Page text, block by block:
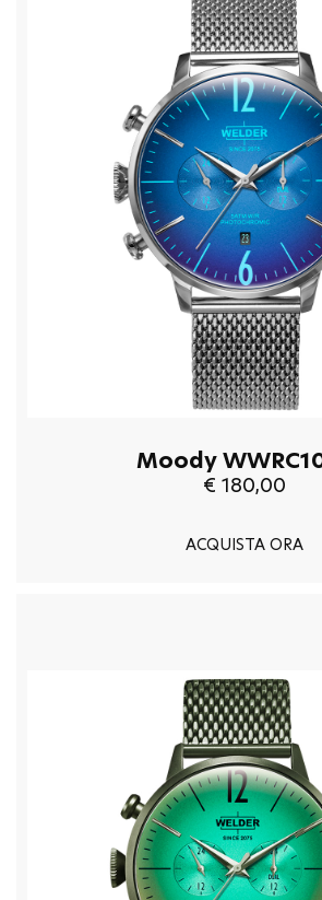
Moody
€ 180,00
ACQUISTA ORA